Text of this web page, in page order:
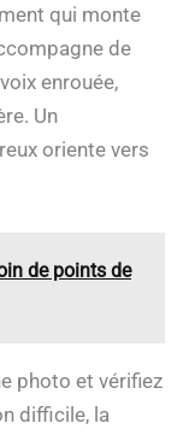
qui monte
de
enrouée,
Un
oriente vers
de points de
photo et vérifiez
difficile, la